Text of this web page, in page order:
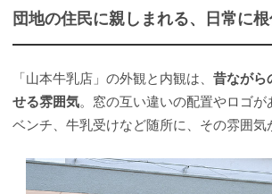
団地の住民に親しまれる、日常に
「山本牛乳店」の外観と内観は、 昔ながら
せる雰囲気。窓の互い違いの配置やロゴ
ベンチ、牛乳受けなど随所に、その雰囲気